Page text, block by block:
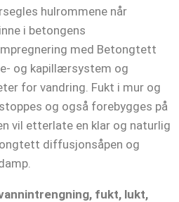
hulrommene når
i betongens
med Betongtett
og kapillærsystem og
for vandring. Fukt i mur og
og også forebygges på
vil etterlate en klar og naturlig
diffusjonsåpen og
fukt, lukt,